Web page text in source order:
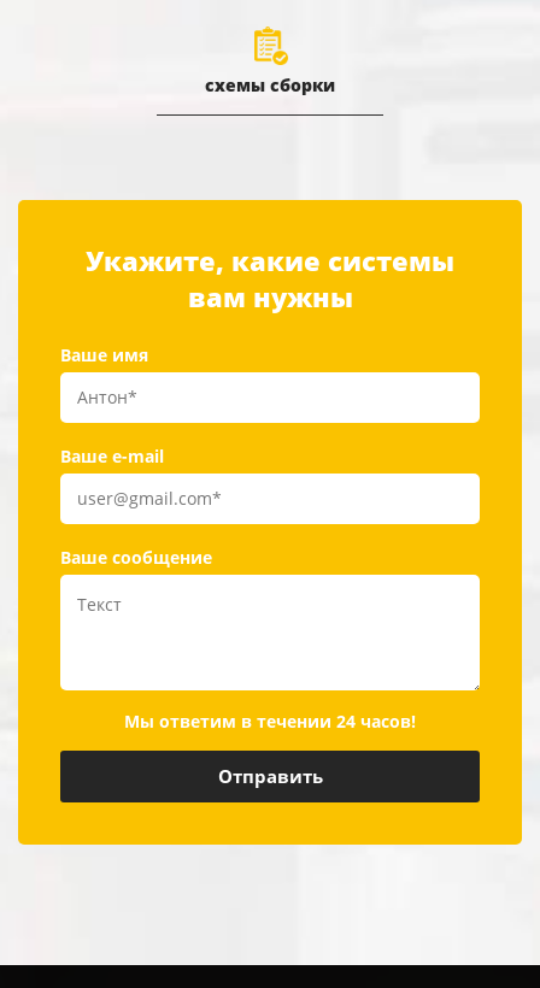
схемы сборки
Укажите, какие системы
вам нужны
Ваше имя
Ваше e-mail
Ваше сообщение
Мы ответим в течении 24 часов!